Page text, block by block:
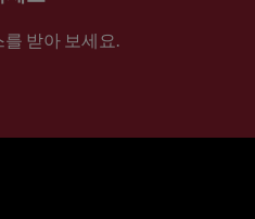
를 받아 보세요.